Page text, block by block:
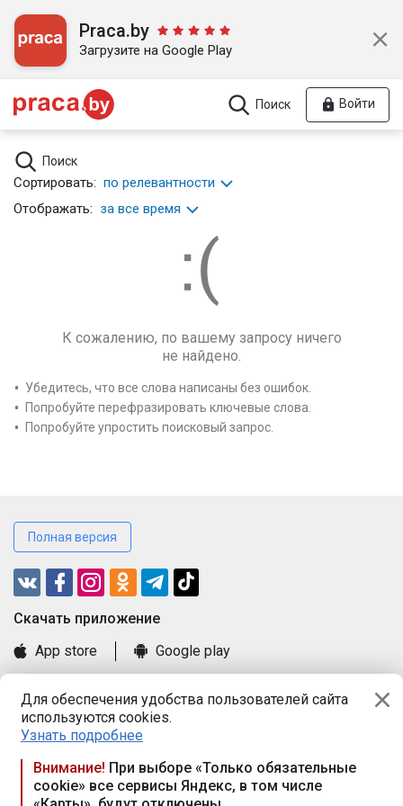
Для обеспечения удобства пользователей сайта
используются cookies.
Узнать подробнее
Внимание! При выборе «Только обязательные
cookie» все сервисы Яндекс, в том числе
Praca.by
Загрузите на Google Play
Поиск Войти
Поиск
Сортировать: по релевантности
Отображать: за все время
К сожалению, по вашему запросу ничего
не найдено.
Убедитесь, что все слова написаны без ошибок.
Попробуйте перефразировать ключевые слова.
Попробуйте упростить поисковый запрос.
Полная версия
Cкачать приложение
App store
Google play
Книга замечаний и предложений
Правила и документы
Praca.by © 2000—2026, ООО «ПРАЦА БАЙ»
Республика Беларусь, 220114, г. Минск, пр-т Независимости
117а, пом. № 9.